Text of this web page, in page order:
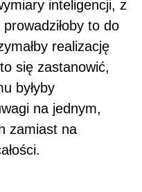
inteligencji, z
to do
realizację
się zastanowić,
byłyby
na jednym,
zamiast na